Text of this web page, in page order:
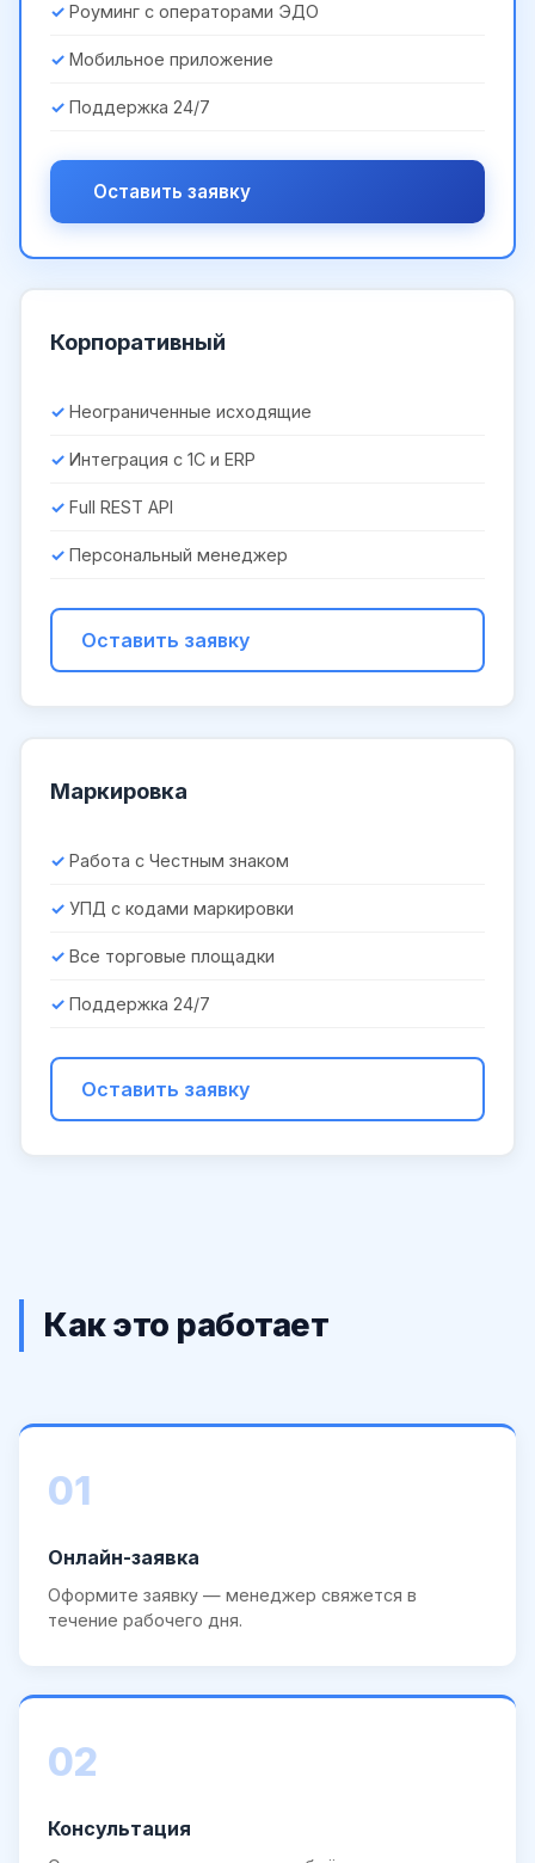
Роуминг с операторами ЭДО
Мобильное приложение
Поддержка 24/7
Оставить заявку
Корпоративный
Неограниченные исходящие
Интеграция с 1С и ERP
Full REST API
Персональный менеджер
Оставить заявку
Маркировка
Работа с Честным знаком
УПД с кодами маркировки
Все торговые площадки
Поддержка 24/7
Оставить заявку
Как это работает
01
Онлайн-заявка
Оформите заявку — менеджер свяжется в
течение рабочего дня.
02
Консультация